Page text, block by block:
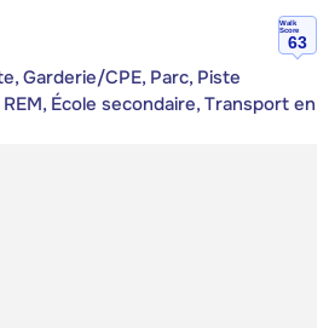
Walk
Score
63
Garderie/CPE, Parc, Piste
École secondaire, Transport en